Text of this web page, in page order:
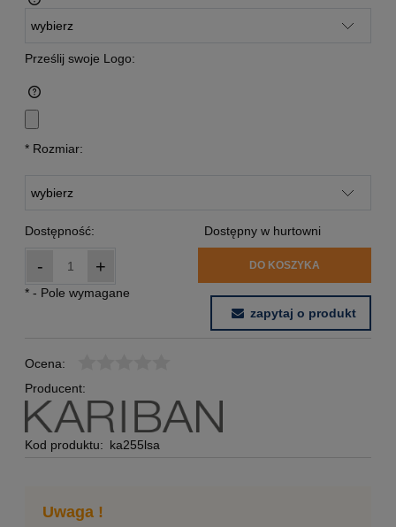
Prześlij swoje Logo:
* Rozmiar:
Dostępność: Dostępny w hurtowni
- + DO KOSZYKA
* - Pole wymagane
zapytaj o produkt
Ocena:
Producent:
Kod produktu: ka255lsa
Uwaga !